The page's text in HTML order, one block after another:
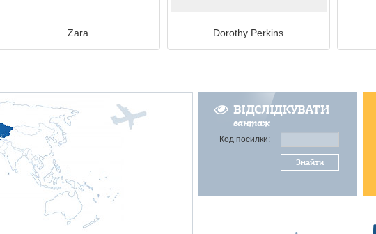
Zara Dorothy Perkins
ВІДСЛІДКУВАТИ
вантаж
Код посилки:
Знайти